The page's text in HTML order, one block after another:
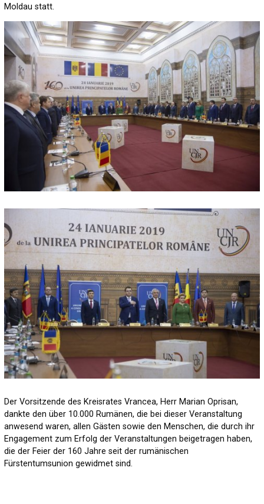
Moldau statt.
Der Vorsitzende des Kreisrates Vrancea, Herr Marian Oprisan,
dankte den über 10.000 Rumänen, die bei dieser Veranstaltung
anwesend waren, allen Gästen sowie den Menschen, die durch ihr
Engagement zum Erfolg der Veranstaltungen beigetragen haben,
die der Feier der 160 Jahre seit der rumänischen
Fürstentumsunion gewidmet sind.